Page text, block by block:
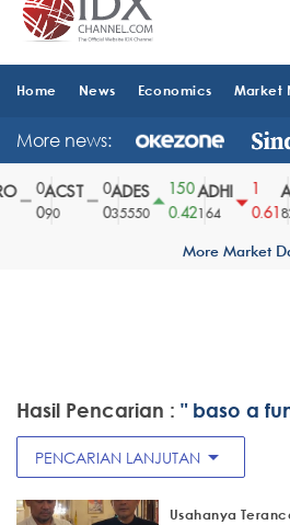
Home News Economics Market
More news:
ACST
90
ADES
35550
150
0.42
ADHI
164
0.61
More Market
Hasil Pencarian : " baso a
PENCARIAN LANJUTAN arrow_drop_down
Usahanya